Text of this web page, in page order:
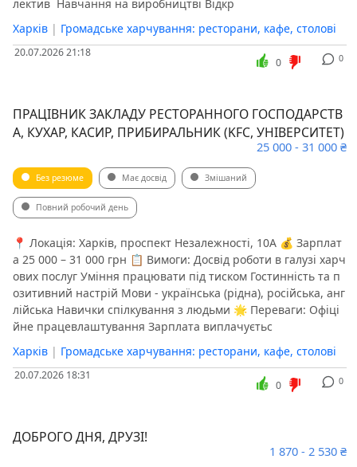
лектив ️ Навчання на виробництві Відкр
Харків | Громадське харчування: ресторани, кафе, столові
20.07.2026 21:18 0
0
ПРАЦІВНИК ЗАКЛАДУ РЕСТОРАННОГО ГОСПОДАРСТВ
А, КУХАР, КАСИР, ПРИБИРАЛЬНИК (KFC, УНІВЕРСИТЕТ)
25 000 - 31 000 ₴
Без резюме Має досвід Змішаний
Повний робочий день
📍 Локація: Харків, проспект Незалежності, 10А 💰 Зарплат
а 25 000 – 31 000 грн 📋 Вимоги: Досвід роботи в галузі харч
ових послуг Уміння працювати під тиском Гостинність та п
озитивний настрій Мови - українська (рідна), російська, анг
лійська Навички спілкування з людьми 🌟 Переваги: Офіці
йне працевлаштування Зарплата виплачуєтьс
Харків | Громадське харчування: ресторани, кафе, столові
20.07.2026 18:31 0
0
ДОБРОГО ДНЯ, ДРУЗІ!
1 870 - 2 530 ₴